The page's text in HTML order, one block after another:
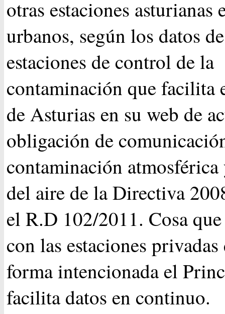
otras estaciones asturianas
urbanos, según los datos
estaciones de control de la
contaminación que facilita
de Asturias en su web de
obligación de
contaminación
del aire de la Directiva
el R.D 102/2011. Cosa
con las estaciones privadas
forma intencionada el
facilita datos en continuo.